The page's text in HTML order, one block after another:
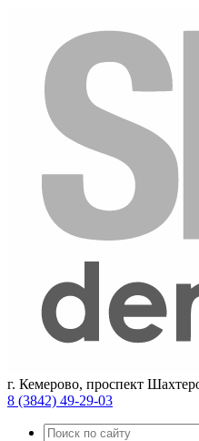
г. Кемерово, проспект
8 (3842) 49-29-03